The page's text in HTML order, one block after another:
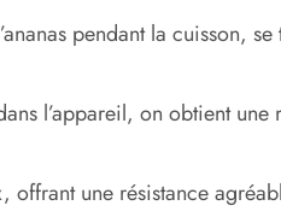
pendant la cuisson,
l’appareil, on obtient
offrant une résistance